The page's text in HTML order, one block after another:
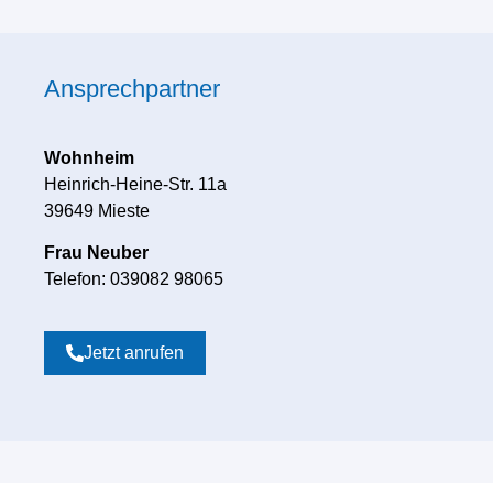
Ansprechpartner
Wohnheim
Heinrich-Heine-Str. 11a
39649 Mieste
Frau Neuber
Telefon: 039082 98065
Jetzt anrufen